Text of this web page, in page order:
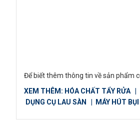
Để biết thêm thông tin về sản phẩm
XEM THÊM: HÓA CHẤT TẨY RỬA
DỤNG CỤ LAU SÀN
MÁY HÚT BỤI